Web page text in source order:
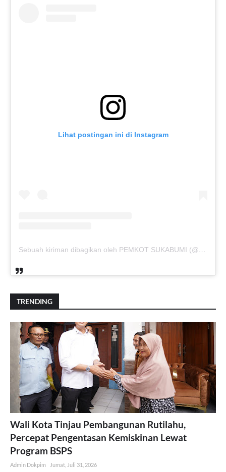
Lihat postingan ini di Instagram
Sebuah kiriman dibagikan oleh PEMKOT SUKABUMI (@pemkotsukabumi_)
TRENDING
Wali Kota Tinjau Pembangunan Rutilahu,
Percepat Pengentasan Kemiskinan Lewat
Program BSPS
Admin Dokpim Jumat, Juli 31, 2026